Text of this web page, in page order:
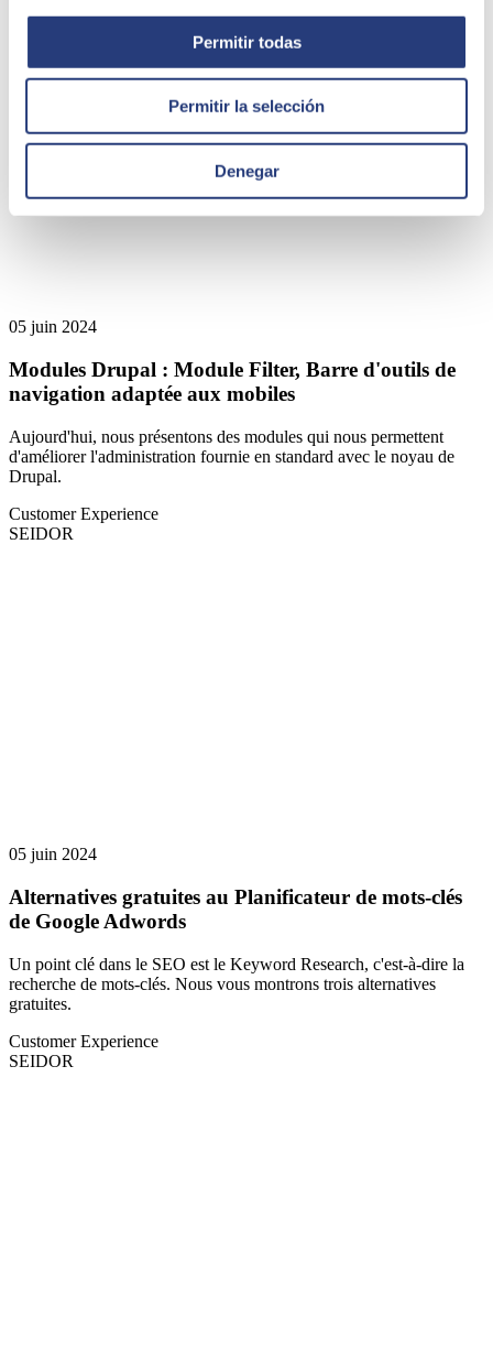
Permitir todas
Permitir la selección
Denegar
05 juin 2024
Modules Drupal : Module Filter, Barre d'outils de
navigation adaptée aux mobiles
Aujourd'hui, nous présentons des modules qui nous permettent
d'améliorer l'administration fournie en standard avec le noyau de
Drupal.
Customer Experience
SEIDOR
05 juin 2024
Alternatives gratuites au Planificateur de mots-clés
de Google Adwords
Un point clé dans le SEO est le Keyword Research, c'est-à-dire la
recherche de mots-clés. Nous vous montrons trois alternatives
gratuites.
Customer Experience
SEIDOR